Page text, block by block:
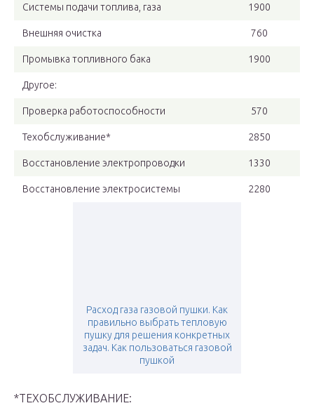
Системы подачи топлива, газа 1900
Внешняя очистка 760
Промывка топливного бака 1900
Другое:
Проверка работоспособности 570
Техобслуживание* 2850
Восстановление электропроводки 1330
Восстановление электросистемы 2280
Расход газа газовой пушки. Как
правильно выбрать тепловую
пушку для решения конкретных
задач. Как пользоваться газовой
пушкой
*ТЕХОБСЛУЖИВАНИЕ: